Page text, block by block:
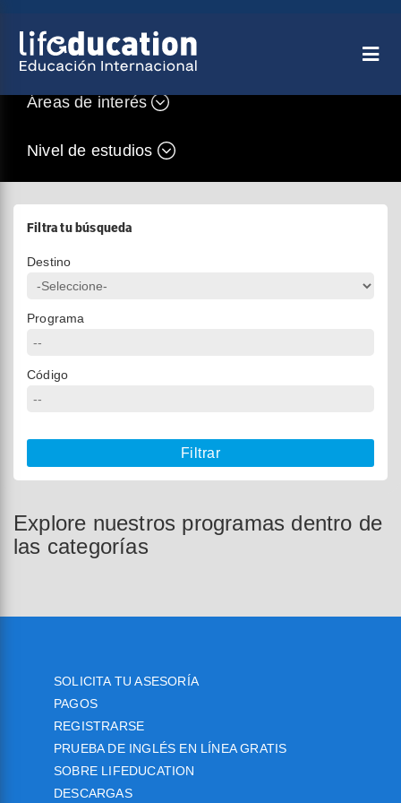
Áreas de interés
Nivel de estudios
Filtra tu búsqueda
Destino
Programa
Código
Filtrar
Explore nuestros programas dentro de
las categorías
SOLICITA TU ASESORÍA
PAGOS
REGISTRARSE
PRUEBA DE INGLÉS EN LÍNEA GRATIS
SOBRE LIFEDUCATION
DESCARGAS